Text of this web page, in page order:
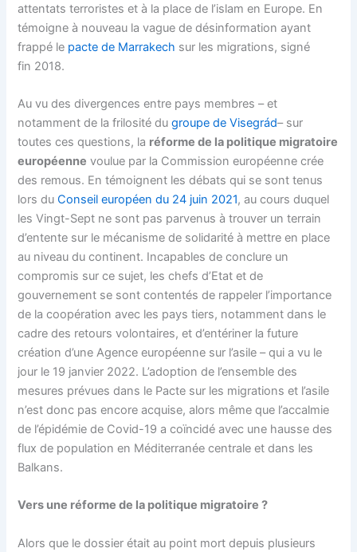
attentats terroristes et à la place de l’islam en Europe. En
témoigne à nouveau la vague de désinformation ayant
frappé le pacte de Marrakech sur les migrations, signé
fin 2018.
Au vu des divergences entre pays membres – et
notamment de la frilosité dugroupe de Visegrád– sur
toutes ces questions, la réforme de la politique migratoire
européenne voulue par la Commission européenne crée
des remous. En témoignent les débats qui se sont tenus
lors duConseil européen du 24 juin 2021, au cours duquel
les Vingt-Sept ne sont pas parvenus à trouver un terrain
d’entente sur le mécanisme de solidarité à mettre en place
au niveau du continent. Incapables de conclure un
compromis sur ce sujet, les chefs d’Etat et de
gouvernement se sont contentés de rappeler l’importance
de la coopération avec les pays tiers, notamment dans le
cadre des retours volontaires, et d’entériner la future
création d’une Agence européenne sur l’asile – qui a vu le
jour le 19 janvier 2022. L’adoption de l’ensemble des
mesures prévues dans le Pacte sur les migrations et l’asile
n’est donc pas encore acquise, alors même que l’accalmie
de l’épidémie de Covid-19 a coïncidé avec une hausse des
flux de population en Méditerranée centrale et dans les
Balkans.
Vers une réforme de la politique migratoire ?
Alors que le dossier était au point mort depuis plusieurs